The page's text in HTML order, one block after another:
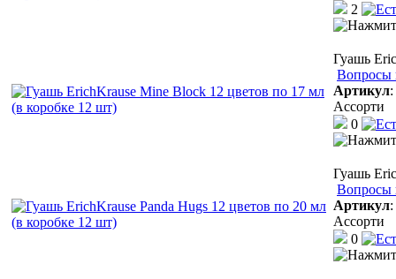
2
Гуашь
Вопросы
Артикул:
Ассорти
0
Гуашь
Вопросы
Артикул:
Ассорти
0